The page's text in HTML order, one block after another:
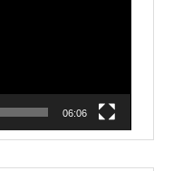
06:06